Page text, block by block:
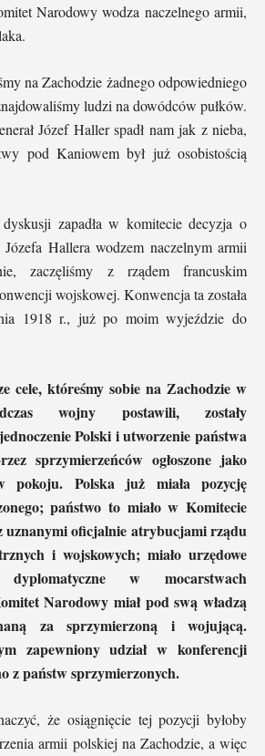
Narodowy wodza naczelnego armii,
na Zachodzie żadnego odpowiedniego
ludzi na dowódców pułków.
Józef Haller spadł nam jak z nieba,
pod Kaniowem był już osobistością
zapadła w komitecie decyzja o
Józefa Hallera wodzem naczelnym armii
zaczęliśmy z rządem francuskim
wojskowej. Konwencja ta została
1918 r., już po moim wyjeździe do
cele, któreśmy sobie na Zachodzie w
wojny postawili, zostały
Polski i utworzenie państwa
sprzymierzeńców ogłoszone jako
pokoju. Polska już miała pozycję
państwo to miało w Komitecie
uznanymi oficjalnie atrybucjami rządu
i wojskowych; miało urzędowe
dyplomatyczne w mocarstwach
Narodowy miał pod swą władzą
za sprzymierzoną i wojującą.
zapewniony udział w konferencji
z państw sprzymierzonych.
że osiągnięcie tej pozycji byłoby
armii polskiej na Zachodzie, a więc